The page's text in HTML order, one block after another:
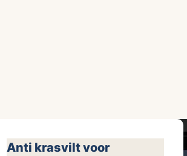
Anti krasvilt voor